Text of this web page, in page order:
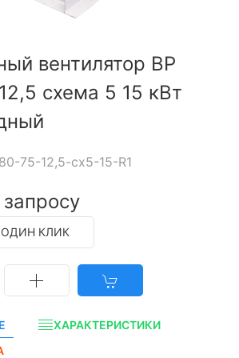
вентилятор ВР
схема 5 15 кВт
75-12,5-cx5-15-R1
ОДИН КЛИК
ХАРАКТЕРИСТИКИ